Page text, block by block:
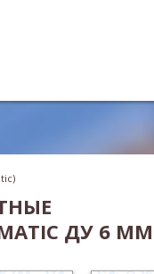
ДУ 6 ММ